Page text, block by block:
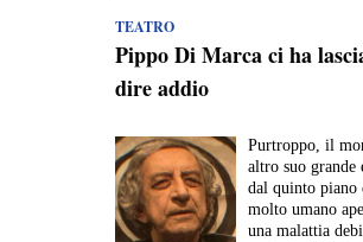
TEATRO
Pippo Di Marca ci ha
dire addio
Purtroppo, il
altro suo grande
dal quinto piano
molto umano
una malattia